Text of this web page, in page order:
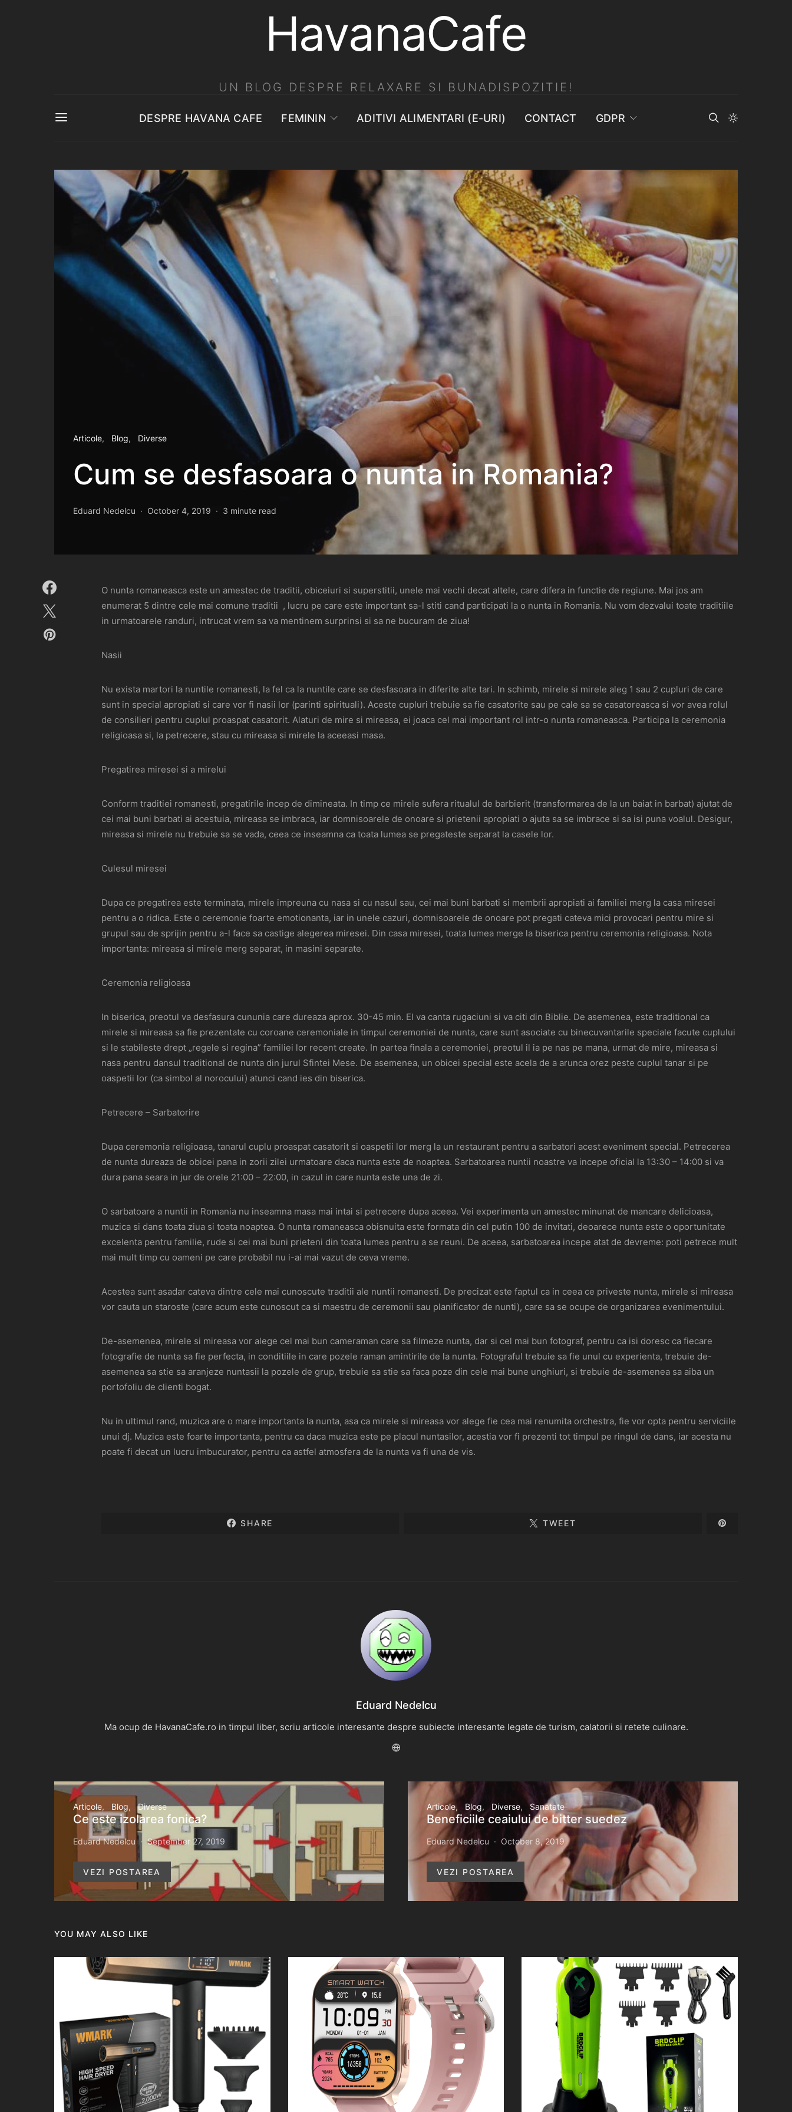
HavanaCafe
UN BLOG DESPRE RELAXARE SI BUNADISPOZITIE!
DESPRE HAVANA CAFE FEMININ ADITIVI ALIMENTARI (E-URI) CONTACT GDPR
Articole Blog Diverse
Cum se desfasoara o nunta in Romania?
Eduard Nedelcu October 4, 2019 3 minute read
O nunta romaneasca este un amestec de traditii, obiceiuri si superstitii, unele mai vechi decat altele, care difera in functie de regiune. Mai jos am
enumerat 5 dintre cele mai comune traditii , lucru pe care este important sa-l stiti cand participati la o nunta in Romania. Nu vom dezvalui toate traditiile
in urmatoarele randuri, intrucat vrem sa va mentinem surprinsi si sa ne bucuram de ziua!
Nasii
Nu exista martori la nuntile romanesti, la fel ca la nuntile care se desfasoara in diferite alte tari. In schimb, mirele si mirele aleg 1 sau 2 cupluri de care
sunt in special apropiati si care vor fi nasii lor (parinti spirituali). Aceste cupluri trebuie sa fie casatorite sau pe cale sa se casatoreasca si vor avea rolul
de consilieri pentru cuplul proaspat casatorit. Alaturi de mire si mireasa, ei joaca cel mai important rol intr-o nunta romaneasca. Participa la ceremonia
religioasa si, la petrecere, stau cu mireasa si mirele la aceeasi masa.
Pregatirea miresei si a mirelui
Conform traditiei romanesti, pregatirile incep de dimineata. In timp ce mirele sufera ritualul de barbierit (transformarea de la un baiat in barbat) ajutat de
cei mai buni barbati ai acestuia, mireasa se imbraca, iar domnisoarele de onoare si prietenii apropiati o ajuta sa se imbrace si sa isi puna voalul. Desigur,
mireasa si mirele nu trebuie sa se vada, ceea ce inseamna ca toata lumea se pregateste separat la casele lor.
Culesul miresei
Dupa ce pregatirea este terminata, mirele impreuna cu nasa si cu nasul sau, cei mai buni barbati si membrii apropiati ai familiei merg la casa miresei
pentru a o ridica. Este o ceremonie foarte emotionanta, iar in unele cazuri, domnisoarele de onoare pot pregati cateva mici provocari pentru mire si
grupul sau de sprijin pentru a-l face sa castige alegerea miresei. Din casa miresei, toata lumea merge la biserica pentru ceremonia religioasa. Nota
importanta: mireasa si mirele merg separat, in masini separate.
Ceremonia religioasa
In biserica, preotul va desfasura cununia care dureaza aprox. 30-45 min. El va canta rugaciuni si va citi din Biblie. De asemenea, este traditional ca
mirele si mireasa sa fie prezentate cu coroane ceremoniale in timpul ceremoniei de nunta, care sunt asociate cu binecuvantarile speciale facute cuplului
si le stabileste drept „regele si regina” familiei lor recent create. In partea finala a ceremoniei, preotul il ia pe nas pe mana, urmat de mire, mireasa si
nasa pentru dansul traditional de nunta din jurul Sfintei Mese. De asemenea, un obicei special este acela de a arunca orez peste cuplul tanar si pe
oaspetii lor (ca simbol al norocului) atunci cand ies din biserica.
Petrecere – Sarbatorire
Dupa ceremonia religioasa, tanarul cuplu proaspat casatorit si oaspetii lor merg la un restaurant pentru a sarbatori acest eveniment special. Petrecerea
de nunta dureaza de obicei pana in zorii zilei urmatoare daca nunta este de noaptea. Sarbatoarea nuntii noastre va incepe oficial la 13:30 – 14:00 si va
dura pana seara in jur de orele 21:00 – 22:00, in cazul in care nunta este una de zi.
O sarbatoare a nuntii in Romania nu inseamna masa mai intai si petrecere dupa aceea. Vei experimenta un amestec minunat de mancare delicioasa,
muzica si dans toata ziua si toata noaptea. O nunta romaneasca obisnuita este formata din cel putin 100 de invitati, deoarece nunta este o oportunitate
excelenta pentru familie, rude si cei mai buni prieteni din toata lumea pentru a se reuni. De aceea, sarbatoarea incepe atat de devreme: poti petrece mult
mai mult timp cu oameni pe care probabil nu i-ai mai vazut de ceva vreme.
Acestea sunt asadar cateva dintre cele mai cunoscute traditii ale nuntii romanesti. De precizat este faptul ca in ceea ce priveste nunta, mirele si mireasa
vor cauta un staroste (care acum este cunoscut ca si maestru de ceremonii sau planificator de nunti), care sa se ocupe de organizarea evenimentului.
De-asemenea, mirele si mireasa vor alege cel mai bun cameraman care sa filmeze nunta, dar si cel mai bun fotograf, pentru ca isi doresc ca fiecare
fotografie de nunta sa fie perfecta, in conditiile in care pozele raman amintirile de la nunta. Fotograful trebuie sa fie unul cu experienta, trebuie de-
asemenea sa stie sa aranjeze nuntasii la pozele de grup, trebuie sa stie sa faca poze din cele mai bune unghiuri, si trebuie de-asemenea sa aiba un
portofoliu de clienti bogat.
Nu in ultimul rand, muzica are o mare importanta la nunta, asa ca mirele si mireasa vor alege fie cea mai renumita orchestra, fie vor opta pentru serviciile
unui dj. Muzica este foarte importanta, pentru ca daca muzica este pe placul nuntasilor, acestia vor fi prezenti tot timpul pe ringul de dans, iar acesta nu
poate fi decat un lucru imbucurator, pentru ca astfel atmosfera de la nunta va fi una de vis.
SHARE TWEET
Eduard Nedelcu
Ma ocup de HavanaCafe.ro in timpul liber, scriu articole interesante despre subiecte interesante legate de turism, calatorii si retete culinare.
Articole Blog Diverse
Ce este izolarea fonica?
Eduard Nedelcu September 27, 2019
VEZI POSTAREA
Articole Blog Diverse Sanatate
Beneficiile ceaiului de bitter suedez
Eduard Nedelcu October 8, 2019
VEZI POSTAREA
YOU MAY ALSO LIKE